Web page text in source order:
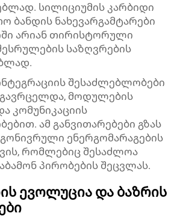
სილიციუმის კარბიდი
ბანდის ნახევარგამტარები
არიან თირისტორული
საზღვრების
შესაძლებლობები
მოდულების
კომუნიკაციის
ამ განვითარებები გზას
ენერგომარაგების
რომლებიც შესაძლოა
პირობების შეცვლას.
ევოლუცია და ბაზრის